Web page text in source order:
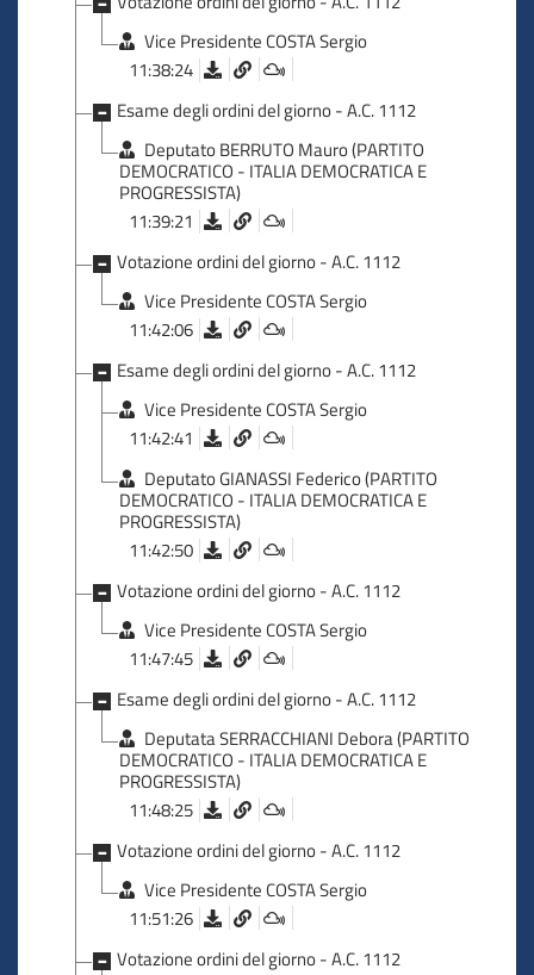
Vice Presidente COSTA Sergio
11:38:24
Esame degli ordini del giorno - A.C. 1112
Deputato BERRUTO Mauro (PARTITO
DEMOCRATICO - ITALIA DEMOCRATICA E
PROGRESSISTA)
11:39:21
Votazione ordini del giorno - A.C. 1112
Vice Presidente COSTA Sergio
11:42:06
Esame degli ordini del giorno - A.C. 1112
Vice Presidente COSTA Sergio
11:42:41
Deputato GIANASSI Federico (PARTITO
DEMOCRATICO - ITALIA DEMOCRATICA E
PROGRESSISTA)
11:42:50
Votazione ordini del giorno - A.C. 1112
Vice Presidente COSTA Sergio
11:47:45
Esame degli ordini del giorno - A.C. 1112
Deputata SERRACCHIANI Debora (PARTITO
DEMOCRATICO - ITALIA DEMOCRATICA E
PROGRESSISTA)
11:48:25
Votazione ordini del giorno - A.C. 1112
Vice Presidente COSTA Sergio
11:51:26
Votazione ordini del giorno - A.C. 1112